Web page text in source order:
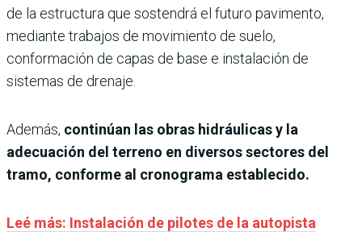
de la estructura que sostendrá el futuro pavimento,
mediante trabajos de movimiento de suelo,
conformación de capas de base e instalación de
sistemas de drenaje.
Además, continúan las obras hidráulicas y la
adecuación del terreno en diversos sectores del
tramo, conforme al cronograma establecido.
Leé más: Instalación de pilotes de la autopista